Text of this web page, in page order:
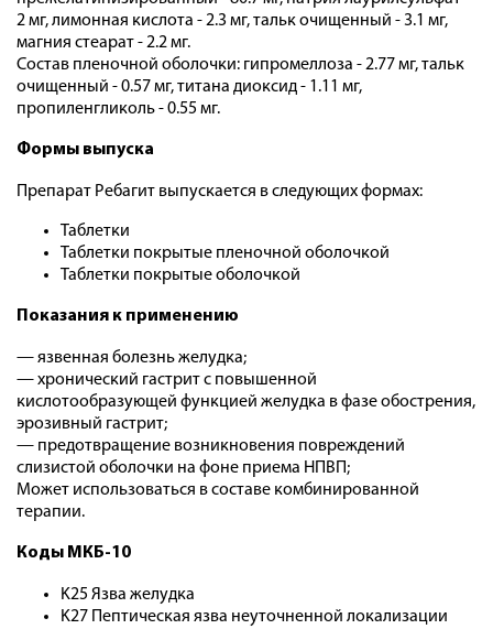
2 мг, лимонная кислота - 2.3 мг, тальк очищенный - 3.1 мг,
магния стеарат - 2.2 мг.
Состав пленочной оболочки: гипромеллоза - 2.77 мг, тальк
очищенный - 0.57 мг, титана диоксид - 1.11 мг,
пропиленгликоль - 0.55 мг.
Формы выпуска
Препарат Ребагит выпускается в следующих формах:
Таблетки
Таблетки покрытые пленочной оболочкой
Таблетки покрытые оболочкой
Показания к применению
— язвенная болезнь желудка;
— хронический гастрит с повышенной
кислотообразующей функцией желудка в фазе обострения,
эрозивный гастрит;
— предотвращение возникновения повреждений
слизистой оболочки на фоне приема НПВП;
Может использоваться в составе комбинированной
терапии.
Коды МКБ-10
K25 Язва желудка
K27 Пептическая язва неуточненной локализации